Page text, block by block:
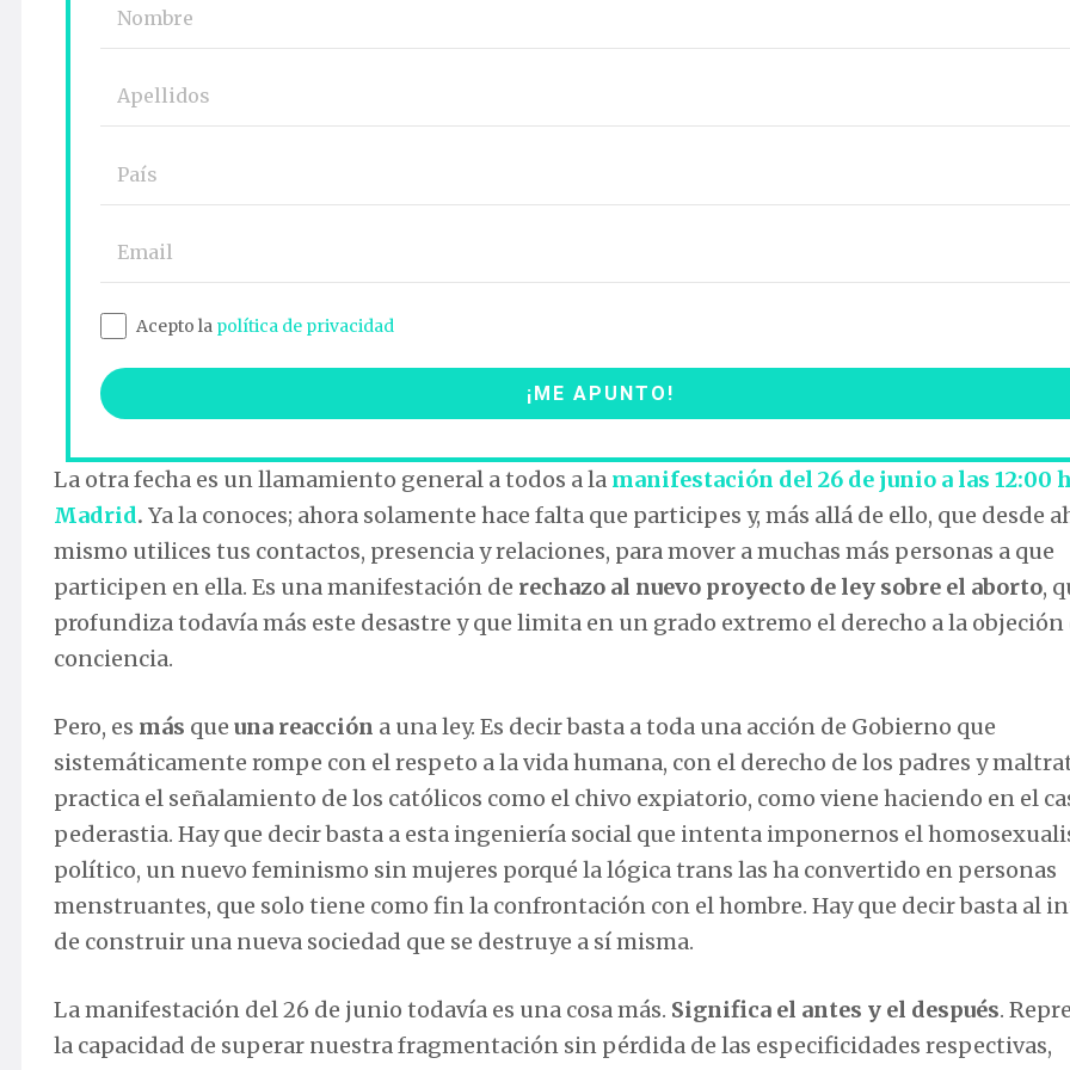
Acepto la política de privacidad
La otra fecha es un llamamiento general a todos a la manifestación del 26 de junio a las 12:00
Madrid. Ya la conoces; ahora solamente hace falta que participes y, más allá de ello, que desde
mismo utilices tus contactos, presencia y relaciones, para mover a muchas más personas a que
participen en ella. Es una manifestación de rechazo al nuevo proyecto de ley sobre el aborto,
profundiza todavía más este desastre y que limita en un grado extremo el derecho a la objeción
conciencia.
Pero, es más que una reacción a una ley. Es decir basta a toda una acción de Gobierno que
sistemáticamente rompe con el respeto a la vida humana, con el derecho de los padres y
practica el señalamiento de los católicos como el chivo expiatorio, como viene haciendo en el
pederastia. Hay que decir basta a esta ingeniería social que intenta imponernos el
político, un nuevo feminismo sin mujeres porqué la lógica trans las ha convertido en personas
menstruantes, que solo tiene como fin la confrontación con el hombre. Hay que decir basta al
de construir una nueva sociedad que se destruye a sí misma.
La manifestación del 26 de junio todavía es una cosa más. Significa el antes y el después.
la capacidad de superar nuestra fragmentación sin pérdida de las especificidades respectivas,